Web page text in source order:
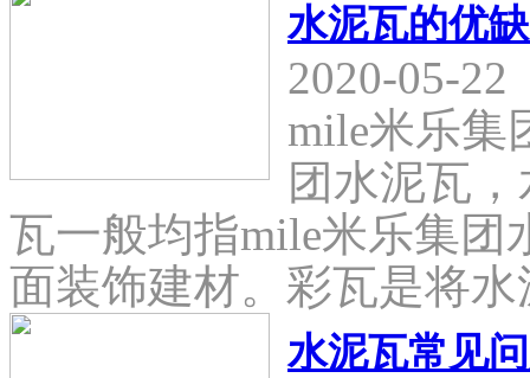
水泥瓦的优
2020-05-22
mile米乐集
团水泥瓦
瓦一般均指mile米乐集团
面装饰建材。彩瓦是将
水泥瓦常见